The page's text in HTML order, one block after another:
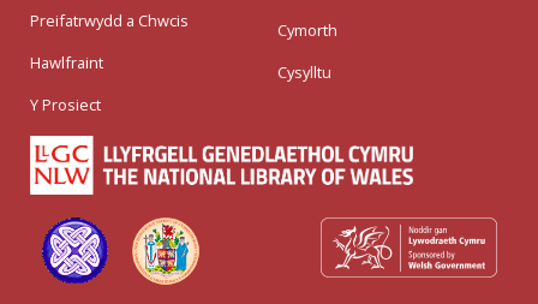
Preifatrwydd a Chwcis
Hawlfraint
Y Prosiect
Cymorth
Cysylltu